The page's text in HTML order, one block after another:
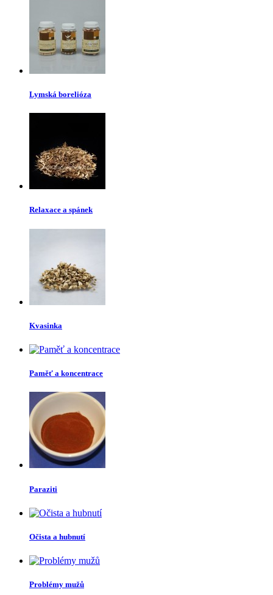
Lymská borelióza
Relaxace a spánek
Kvasinka
Paměť a koncentrace
Paraziti
Očista a hubnutí
Problémy mužů